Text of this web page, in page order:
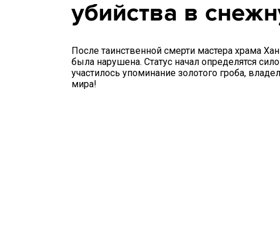
убийства в
После таинственной смерти мастера храма
была нарушена. Статус начал определятся
участилось упоминание золотого гроба,
мира!